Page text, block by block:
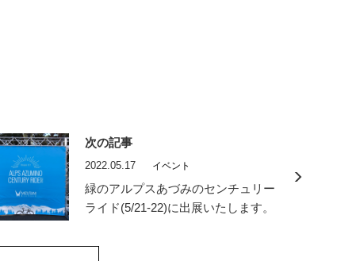
次の記事
2022.05.17 イベント
緑のアルプスあづみのセンチュリー
ライド(5/21-22)に出展いたします。